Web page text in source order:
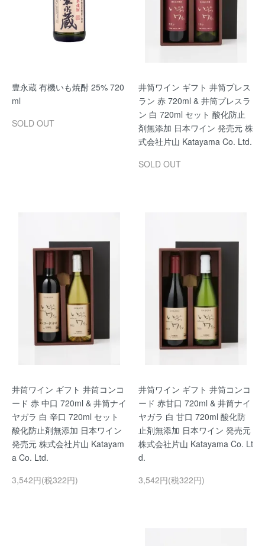
豊永蔵 有機いも焼酎 25% 720
ml
SOLD OUT
井筒ワイン ギフト 井筒プレス
ラン 赤 720ml & 井筒プレスラ
ン 白 720ml セット 酸化防止
剤無添加 日本ワイン 発売元 株
式会社片山 Katayama Co. Ltd.
SOLD OUT
井筒ワイン ギフト 井筒コンコ
ード 赤 中口 720ml & 井筒ナイ
ヤガラ 白 辛口 720ml セット
酸化防止剤無添加 日本ワイン
発売元 株式会社片山 Katayam
a Co. Ltd.
3,542円(税322円)
井筒ワイン ギフト 井筒コンコ
ード 赤甘口 720ml & 井筒ナイ
ヤガラ 白 甘口 720ml 酸化防
止剤無添加 日本ワイン 発売元
株式会社片山 Katayama Co. Lt
d.
3,542円(税322円)